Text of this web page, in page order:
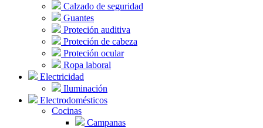
Calzado de seguridad
Guantes
Proteción auditiva
Proteción de cabeza
Proteción ocular
Ropa laboral
Electricidad
Iluminación
Electrodomésticos
Cocinas
Campanas